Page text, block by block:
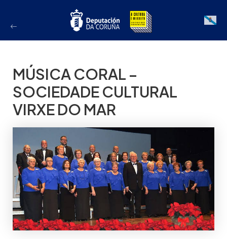
Galician
MÚSICA CORAL –
SOCIEDADE CULTURAL
VIRXE DO MAR